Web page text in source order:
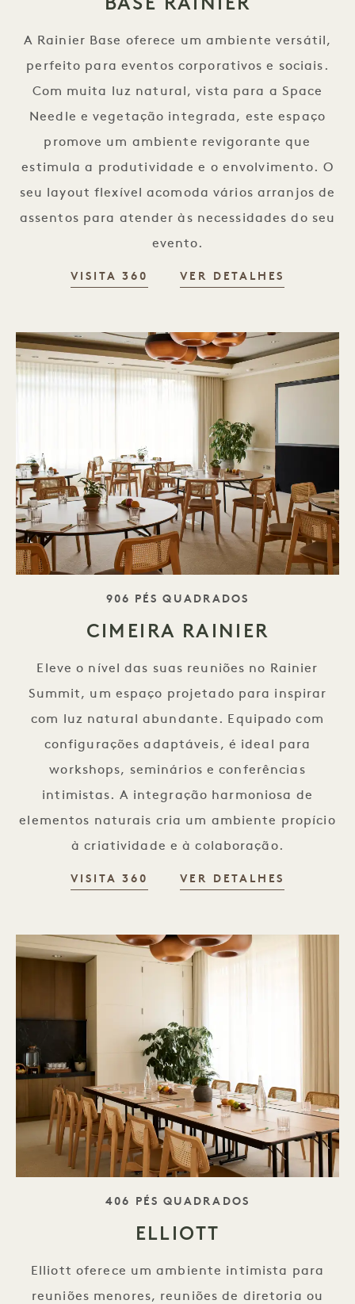
A Rainier Base oferece um ambiente versátil,
perfeito para eventos corporativos e sociais.
Com muita luz natural, vista para a Space
Needle e vegetação integrada, este espaço
promove um ambiente revigorante que
estimula a produtividade e o envolvimento. O
seu layout flexível acomoda vários arranjos de
assentos para atender às necessidades do seu
evento.
VISITA 360 VER DETALHES
SLOGAN
906 PÉS QUADRADOS
CIMEIRA RAINIER
Eleve o nível das suas reuniões no Rainier
Summit, um espaço projetado para inspirar
com luz natural abundante. Equipado com
configurações adaptáveis, é ideal para
workshops, seminários e conferências
intimistas. A integração harmoniosa de
elementos naturais cria um ambiente propício
à criatividade e à colaboração.
VISITA 360 VER DETALHES
SLOGAN
406 PÉS QUADRADOS
ELLIOTT
Elliott oferece um ambiente intimista para
reuniões menores, reuniões de diretoria ou